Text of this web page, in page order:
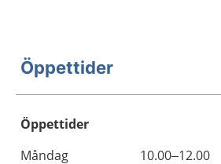
Öppettider
Öppettider
Dag
Öppettider
Kommentarer
Måndag
10.00–12.00